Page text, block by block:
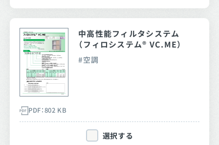
中高性能フィルタシステム
（フィロシステム® VC.ME）
空調
PDF：802 KB
選択する